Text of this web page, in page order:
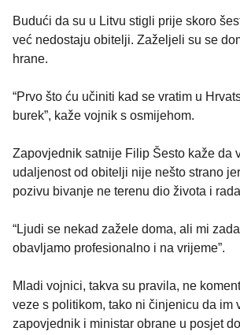
Budući da su u Litvu stigli prije skoro
već nedostaju obitelji. Zaželjeli su se
hrane.
“Prvo što ću učiniti kad se vratim u
burek”, kaže vojnik s osmijehom.
Zapovjednik satnije Filip Šesto kaže da
udaljenost od obitelji nije nešto strano
pozivu bivanje ne terenu dio života i
“Ljudi se nekad zažele doma, ali mi
obavljamo profesionalno i na vrijeme”.
Mladi vojnici, takva su pravila, ne
veze s politikom, tako ni činjenicu da im
zapovjednik i ministar obrane u posjet